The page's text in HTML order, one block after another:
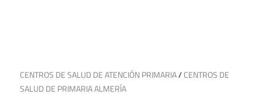
9 de junio de 2025
CENTROS DE SALUD DE ATENCIÓN PRIMARIA/CENTROS DE
SALUD DE PRIMARIA ALMERÍA